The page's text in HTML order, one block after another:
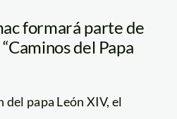
formará parte de
del Papa
del papa León XIV, el